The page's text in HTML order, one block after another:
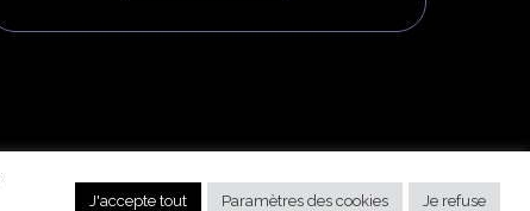
J'accepte tout Paramètres des cookies Je refuse